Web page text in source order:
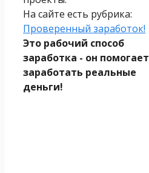
На сайте есть рубрика:
Проверенный заработок!
Это рабочий способ
заработка - он помогает
заработать реальные
деньги!